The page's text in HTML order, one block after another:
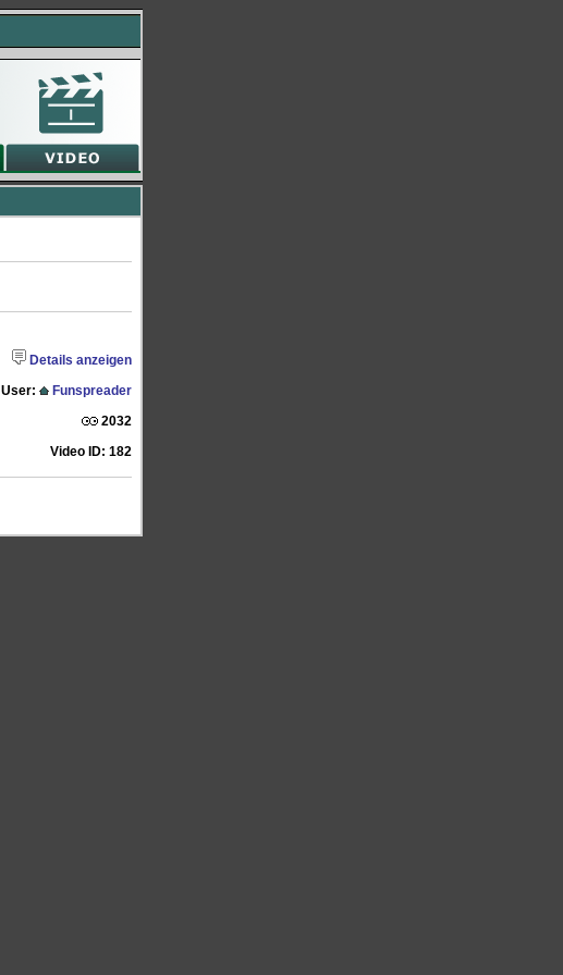
Details anzeigen
User:
Funspreader
2032
Video ID: 182